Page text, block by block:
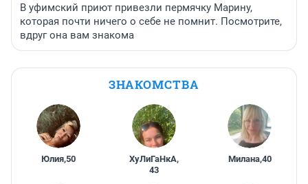
В уфимский приют привезли пермячку Марину,
которая почти ничего о себе не помнит. Посмотрите,
вдруг она вам знакома
ЗНАКОМСТВА
Юлия,50 ХуЛиГаНкА,
43
Милана,40